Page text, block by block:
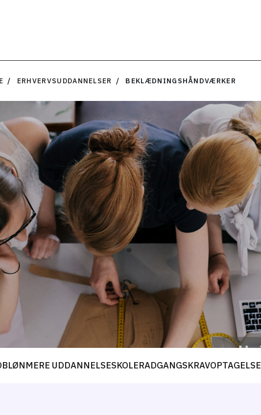
ERHVERVSUDDANNELSER BEKLÆDNINGSHÅNDVÆRKER
LØNMERE UDDANNELSESKOLERADGANGSKRAVOPTAGELSE